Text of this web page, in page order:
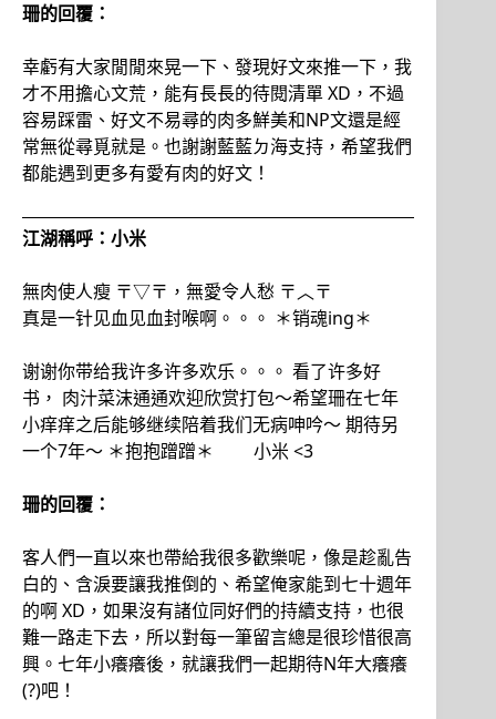
珊的回覆：
幸虧有大家閒閒來晃一下、發現好文來推一下，我
才不用擔心文荒，能有長長的待閱清單 XD，不過
容易踩雷、好文不易尋的肉多鮮美和NP文還是經
常無從尋覓就是。也謝謝藍藍ㄉ海支持，希望我們
都能遇到更多有愛有肉的好文！
江湖稱呼：小米
無肉使人瘦 〒▽〒，無愛令人愁 〒︿〒
真是一针见血见血封喉啊。。。 ＊销魂ing＊
谢谢你带给我许多许多欢乐。。。 看了许多好
书， 肉汁菜沫通通欢迎欣赏打包～希望珊在七年
小痒痒之后能够继续陪着我们无病呻吟～ 期待另
一个7年～ ＊抱抱蹭蹭＊ 小米 <3
珊的回覆：
客人們一直以來也帶給我很多歡樂呢，像是趁亂告
白的、含淚要讓我推倒的、希望俺家能到七十週年
的啊 XD，如果沒有諸位同好們的持續支持，也很
難一路走下去，所以對每一筆留言總是很珍惜很高
興。七年小癢癢後，就讓我們一起期待N年大癢癢
(?)吧！